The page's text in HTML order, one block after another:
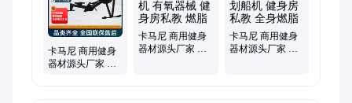
源头、双臂机训练器、全身肌肉训练、低拉背训练器
卡马尼 商用健身
器材源头厂家 链
卡马尼 商用健身
器材源头厂家 水
卡马尼 商用健身
器材源头厂家 木